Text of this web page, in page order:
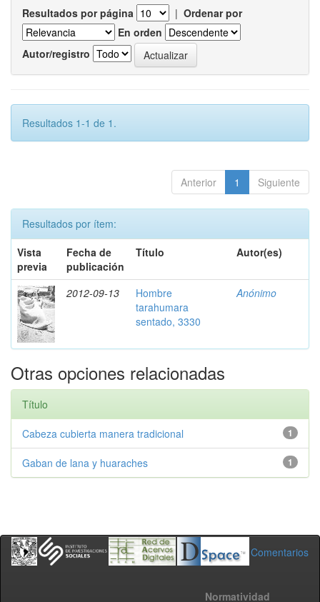
Resultados por página | Ordenar por
En orden
Autor/registro
Resultados 1-1 de 1.
Anterior 1 Siguiente
Resultados por ítem:
Vista
previa
Fecha de
publicación
Título Autor(es)
2012-09-13
Hombre
tarahumara
sentado, 3330
Anónimo
Otras opciones relacionadas
Título
1
Cabeza cubierta manera tradicional
1
Gaban de lana y huaraches
Comentarios
Normatividad